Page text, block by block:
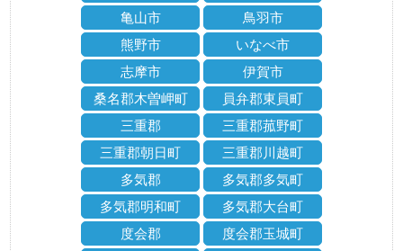
亀山市
鳥羽市
熊野市
いなべ市
志摩市
伊賀市
桑名郡木曽岬町
員弁郡東員町
三重郡
三重郡菰野町
三重郡朝日町
三重郡川越町
多気郡
多気郡多気町
多気郡明和町
多気郡大台町
度会郡
度会郡玉城町